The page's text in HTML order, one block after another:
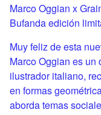
Marco Oggian x
Bufanda edición
Muy feliz de esta
Marco Oggian es
ilustrador italiano,
en formas
aborda temas